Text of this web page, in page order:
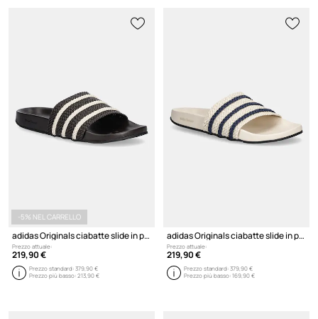
-5% NEL CARRELLO
adidas Originals ciabatte slide in pelle x WB Adilette
Prezzo attuale:
219,90 €
Prezzo standard:379,90 €
Prezzo più basso:213,90 €
adidas Originals ciabatte slide in pelle x WB Adilette
Prezzo attuale:
219,90 €
Prezzo standard:379,90 €
Prezzo più basso:169,90 €